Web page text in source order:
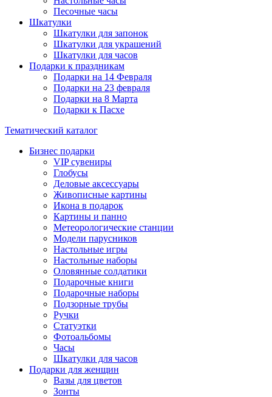
Песочные часы
Шкатулки
Шкатулки для запонок
Шкатулки для украшений
Шкатулки для часов
Подарки к праздникам
Подарки на 14 Февраля
Подарки на 23 февраля
Подарки на 8 Марта
Подарки к Пасхе
Тематический каталог
Бизнес подарки
VIP сувениры
Глобусы
Деловые аксессуары
Живописные картины
Икона в подарок
Картины и панно
Метеорологические станции
Модели парусников
Настольные игры
Настольные наборы
Оловянные солдатики
Подарочные книги
Подарочные наборы
Подзорные трубы
Ручки
Статуэтки
Фотоальбомы
Часы
Шкатулки для часов
Подарки для женщин
Вазы для цветов
Зонты